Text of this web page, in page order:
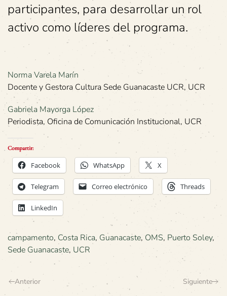
participantes, para desarrollar un rol
activo como líderes del programa.
Norma Varela Marín
Docente y Gestora Cultura Sede Guanacaste UCR, UCR
Gabriela Mayorga López
Periodista, Oficina de Comunicación Institucional, UCR
Compartir:
Facebook WhatsApp X
Telegram Correo electrónico Threads
LinkedIn
campamento, Costa Rica, Guanacaste, OMS, Puerto Soley,
Sede Guanacaste, UCR
Anterior Siguiente